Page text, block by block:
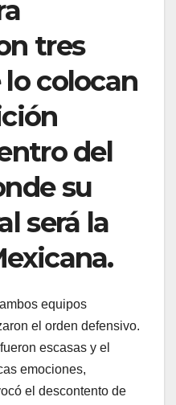
tres
colocan
del
su
será la
equipos
el orden defensivo.
escasas y el
emociones,
el descontento de